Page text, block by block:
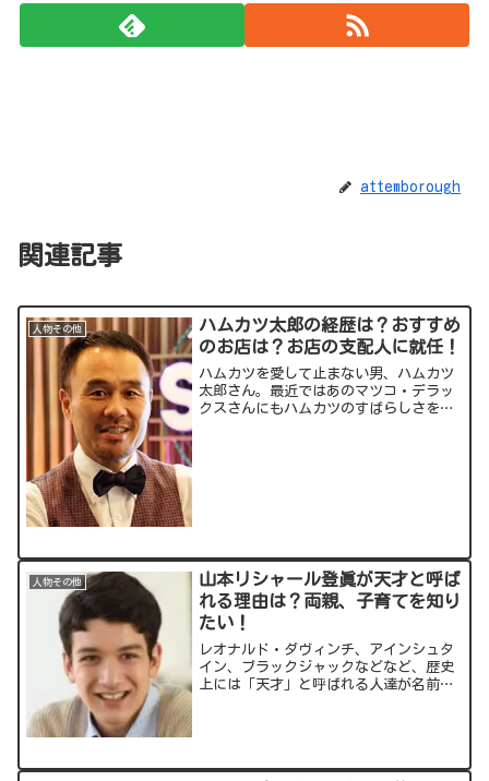
attemborough
関連記事
人物その他
ハムカツ太郎の経歴は？おすすめ
のお店は？お店の支配人に就任！
ハムカツを愛して止まない男、ハムカツ
太郎さん。最近ではあのマツコ・デラッ
クスさんにもハムカツのすばらしさを伝
人物その他
山本リシャール登眞が天才と呼ば
れる理由は？両親、子育てを知り
たい！
レオナルド・ダヴィンチ、アインシュタ
イン、ブラックジャックなどなど、歴史
上には「天才」と呼ばれる人達が名前を